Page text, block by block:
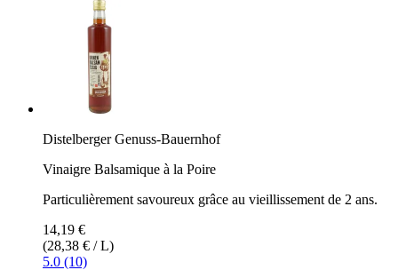
Distelberger Genuss-Bauernhof
Vinaigre Balsamique à la Poire
Particulièrement savoureux grâce au vieillissement de 2 ans.
14,19 €
(28,38 € / L)
5.0 (10)